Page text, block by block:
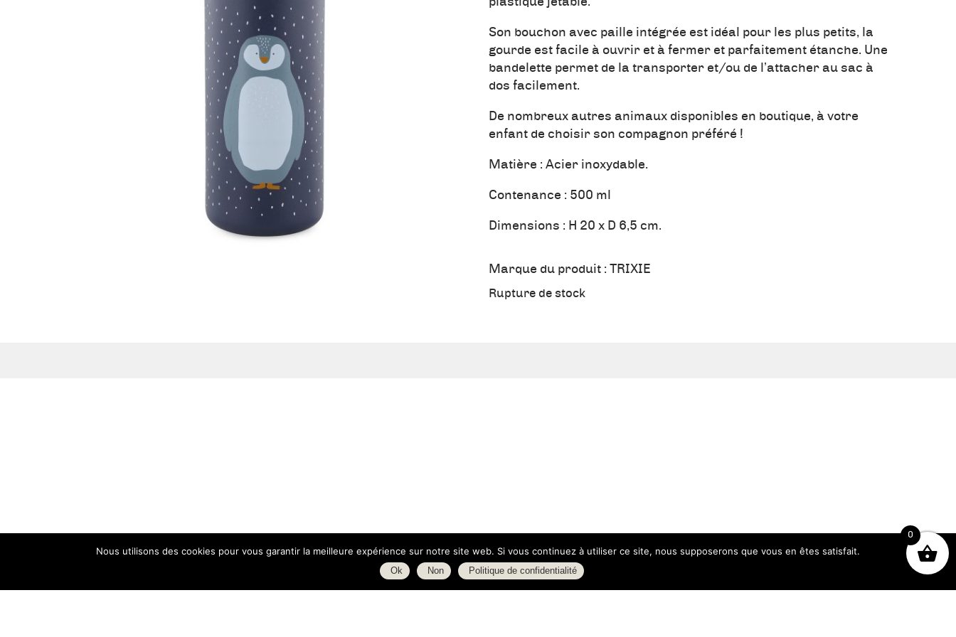
Son bouchon avec paille intégrée est idéal pour les plus petits, la
gourde est facile à ouvrir et à fermer et parfaitement étanche. Une
bandelette permet de la transporter et/ou de l’attacher au sac à
dos facilement.
De nombreux autres animaux disponibles en boutique, à votre
enfant de choisir son compagnon préféré !
Matière : Acier inoxydable.
Contenance : 500 ml
Dimensions : H 20 x D 6,5 cm.
Marque du produit : TRIXIE
Rupture de stock
0
Nous utilisons des cookies pour vous garantir la meilleure expérience sur notre site web. Si vous continuez à utiliser ce site, nous supposerons que vous en êtes satisfait.
Ok Non Politique de confidentialité